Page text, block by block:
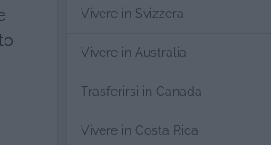
Vivere in Svizzera
Vivere in Australia
Trasferirsi in Canada
Vivere in Costa Rica